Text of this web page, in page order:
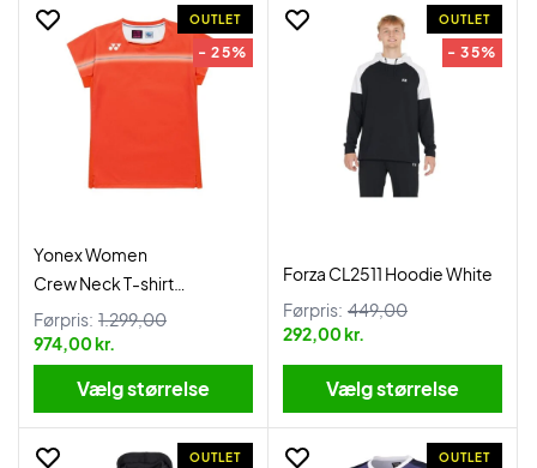
OUTLET
- 25%
Yonex Women
Crew Neck T-shirt
20939CYO Cyber Orange
Førpris: 1.299,00
974,00 kr.
Vælg størrelse
OUTLET
- 35%
Forza CL2511 Hoodie White
Førpris: 449,00
292,00 kr.
Vælg størrelse
OUTLET OUTLET